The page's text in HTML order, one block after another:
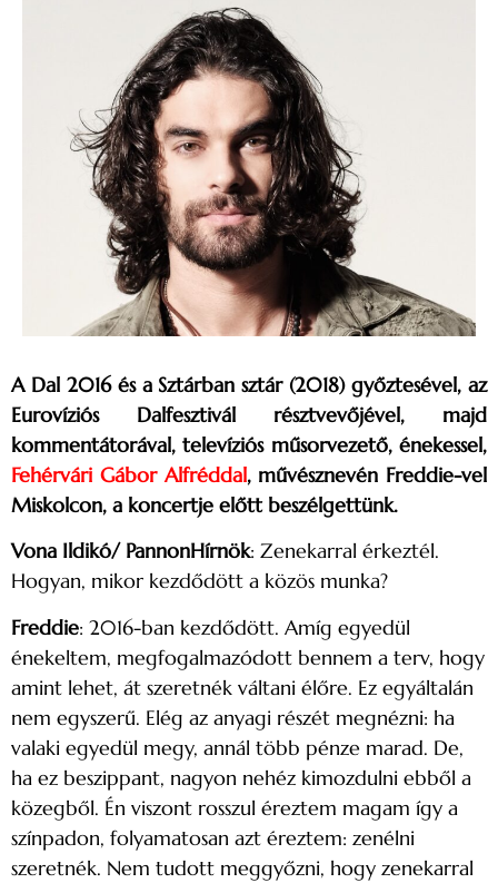
A Dal 2016 és a Sztárban sztár (2018) győztesével, az
Eurovíziós Dalfesztivál résztvevőjével, majd
kommentátorával, televíziós műsorvezető, énekessel,
Fehérvári Gábor Alfréddal, művésznevén Freddie-vel
Miskolcon, a koncertje előtt beszélgettünk.
Vona Ildikó/ PannonHírnök: Zenekarral érkeztél.
Hogyan, mikor kezdődött a közös munka?
Freddie: 2016-ban kezdődött. Amíg egyedül
énekeltem, megfogalmazódott bennem a terv, hogy
amint lehet, át szeretnék váltani élőre. Ez egyáltalán
nem egyszerű. Elég az anyagi részét megnézni: ha
valaki egyedül megy, annál több pénze marad. De,
ha ez beszippant, nagyon nehéz kimozdulni ebből a
közegből. Én viszont rosszul éreztem magam így a
színpadon, folyamatosan azt éreztem: zenélni
szeretnék. Nem tudott meggyőzni, hogy zenekarral